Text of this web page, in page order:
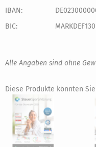
IBAN:
BIC:
Alle Angaben sind ohne
Diese Produkte könnten